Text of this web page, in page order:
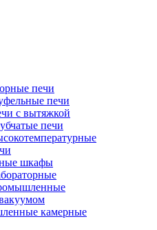
печи
печи
с вытяжкой
печи
шкафы
камерные